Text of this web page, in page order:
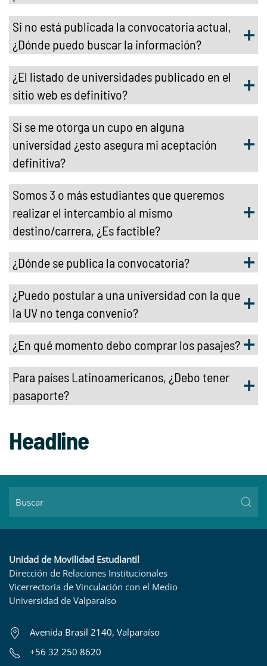
Si no está publicada la convocatoria actual,
¿Dónde puedo buscar la información?
¿El listado de universidades publicado en el
sitio web es definitivo?
Si se me otorga un cupo en alguna
universidad ¿esto asegura mi aceptación
definitiva?
Somos 3 o más estudiantes que queremos
realizar el intercambio al mismo
destino/carrera, ¿Es factible?
¿Dónde se publica la convocatoria?
¿Puedo postular a una universidad con la que
la UV no tenga convenio?
¿En qué momento debo comprar los pasajes?
Para países Latinoamericanos, ¿Debo tener
pasaporte?
Headline
Unidad de Movilidad Estudiantil
Dirección de Relaciones Institucionales
Vicerrectoría de Vinculación con el Medio
Universidad de Valparaíso
Avenida Brasil 2140, Valparaíso
+56 32 250 8620